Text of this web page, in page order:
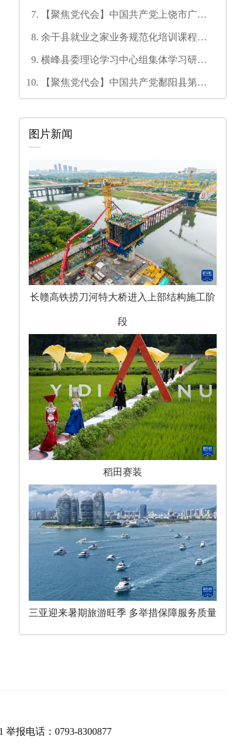
【聚焦党代会】中国共产党上饶市广信
余干县就业之家业务规范化培训课程开
横峰县委理论学习中心组集体学习研讨
【聚焦党代会】中国共产党鄱阳县第十
图片新闻
长赣高铁捞刀河特大桥进入上部结构施工阶
段
稻田赛装
三亚迎来暑期旅游旺季 多举措保障服务质量
举报电话：0793-8300877